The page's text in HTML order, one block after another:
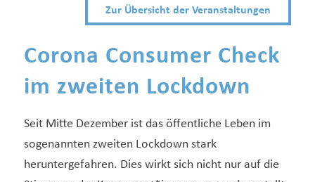
Zur Übersicht der Veranstaltungen
Corona Consumer Check
im zweiten Lockdown
Seit Mitte Dezember ist das öffentliche Leben im
sogenannten zweiten Lockdown stark
heruntergefahren. Dies wirkt sich nicht nur auf die